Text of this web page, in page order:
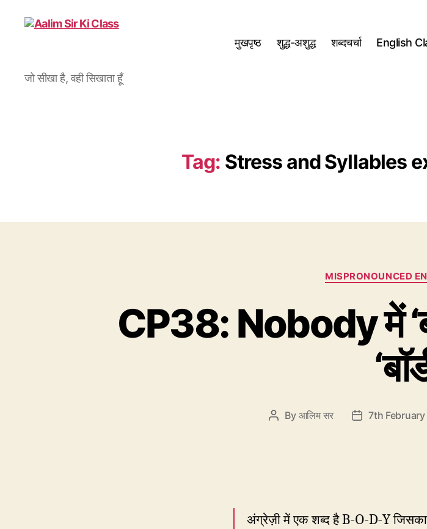
Aalim
Sir
जो सीखा है, वही सिखाता हूँ
मुखपृष्ठ शुद्ध-अशुद्ध शब्दचर्चा English
Tag: Stress and Syllables
MISPRONOUNCED
CP38: Nobody में
Post
By आलिम सर
Post
7th
अंग्रेज़ी में एक शब्द है B-O-D-Y